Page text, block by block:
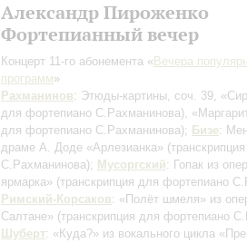
Александр Пироженко
Фортепианный вечер
Концерт 11-го абонемента « Вечера
программ»
Рахманинов: Этюды-картины, соч. 39,
для фортепиано С.Рахманинова),
для фортепиано С.Рахманинова); Бизе:
драме А. Доде «Арлезианка»
С.Рахманинова); Мусоргский: Гопак из
ярмарка» (транскрипция для фортепиано
Римский-Корсаков: «Полёт шмеля» из
Салтане» (транскрипция для фортепиано
Шуберт: «Куда?» из вокального цикла